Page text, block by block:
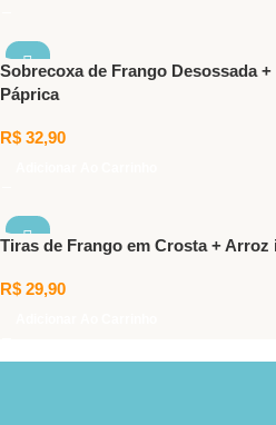
Sobrecoxa de Frango Desossada
Páprica
R$ 32,90
Tiras de Frango em Crosta +
R$ 29,90